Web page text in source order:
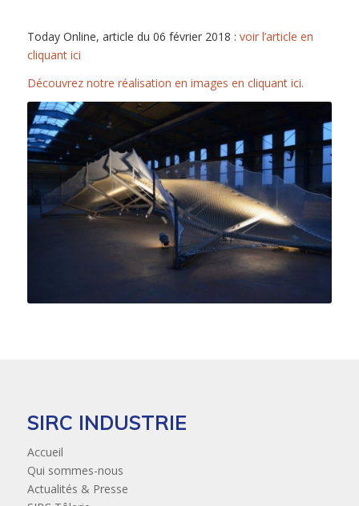
Today Online, article du 06 février 2018 : voir l’article en
cliquant ici
Découvrez notre réalisation en images en cliquant ici.
SIRC INDUSTRIE
Accueil
Qui sommes-nous
Actualités & Presse